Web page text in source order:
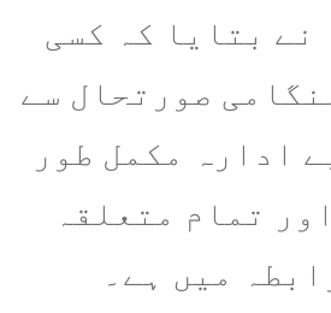
نے بتایا کہ کسی
صورتحال سے
ادارہ مکمل طور
تمام متعلقہ
میں ہے۔